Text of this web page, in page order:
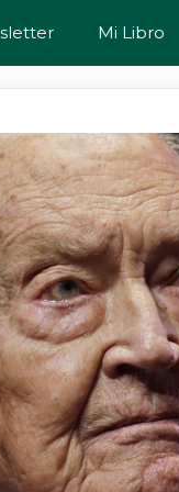
Mi Libro